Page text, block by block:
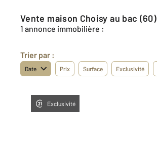
Vente maison Choisy au bac (60)
1 annonce immobilière :
Trier par :
Date Prix Surface Exclusivité
Exclusivité